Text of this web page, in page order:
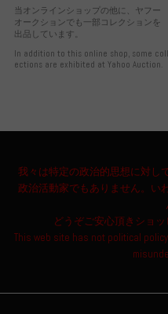
当オンラインショップの他に、ヤフー
オークションでも一部コレクションを
出品しています。
In addition to this online shop, some coll
ections are exhibited at Yahoo Auction.
我々は特定の政治的思想に対し
政治活動家でもありません。い
どうぞご安心頂きショ
This web site has not political